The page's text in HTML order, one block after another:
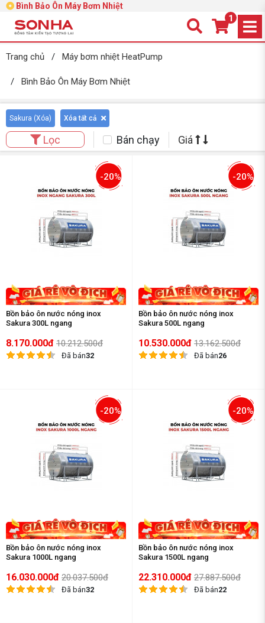
Bình Bảo Ôn Máy Bơm Nhiệt
1
Trang chủ / Máy bơm nhiệt HeatPump
/ Bình Bảo Ôn Máy Bơm Nhiệt
Sakura (Xóa) Xóa tất cả
Lọc Bán chạy Giá
-20%
Bồn bảo ôn nước nóng inox
Sakura 300L ngang
8.170.000đ 10.212.500đ
Đã bán32
-20%
Bồn bảo ôn nước nóng inox
Sakura 500L ngang
10.530.000đ 13.162.500đ
Đã bán26
-20%
Bồn bảo ôn nước nóng inox
Sakura 1000L ngang
16.030.000đ 20.037.500đ
Đã bán32
-20%
Bồn bảo ôn nước nóng inox
Sakura 1500L ngang
22.310.000đ 27.887.500đ
Đã bán22